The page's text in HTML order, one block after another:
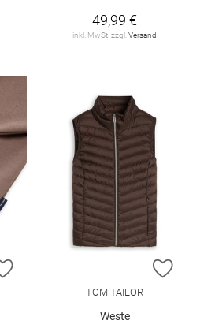
49,99 €
inkl. MwSt. zzgl.Versand
ZUR WUNSCHLISTE HINZUFÜGEN
ZUR
TOM TAILOR
Weste